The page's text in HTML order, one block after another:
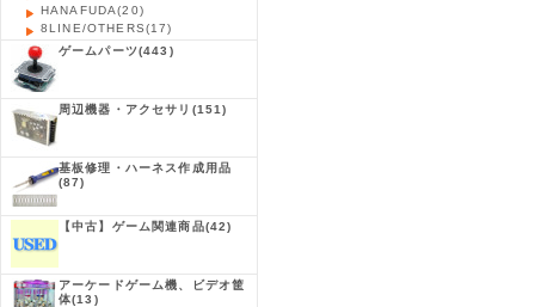
HANAFUDA(20)
8LINE/OTHERS(17)
ゲームパーツ(443)
周辺機器・アクセサリ (151)
基板修理・ハーネス作成用品
(87)
【中古】ゲーム関連商品(42)
アーケードゲーム機、ビデオ筐
体(13)